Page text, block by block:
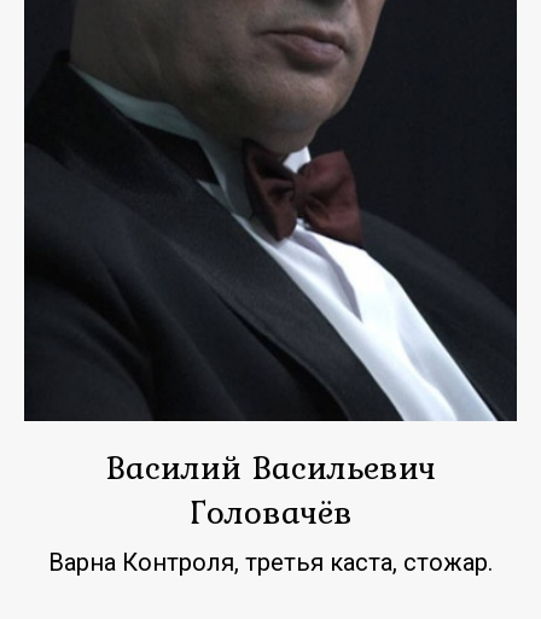
Василий Васильевич
Головачёв
Варна Контроля, третья каста, стожар.